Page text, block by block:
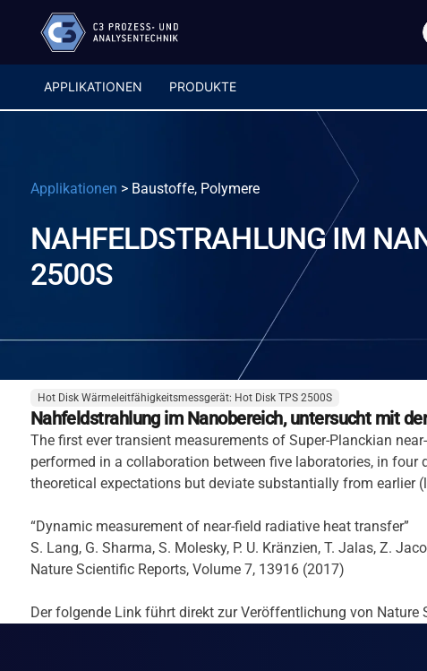
APPLIKATIONEN PRODUKTE
Applikationen >Baustoffe, Polymere
NAHFELDSTRAHLUNG IM
2500S
Hot Disk Wärmeleitfähigkeitsmessgerät: Hot Disk TPS 2500S
Nahfeldstrahlung im Nanobereich, untersucht mit
The first ever transient measurements of Super-Planckian
performed in a collaboration between five laboratories, in
theoretical expectations but deviate substantially from earlier
“Dynamic measurement of near-field radiative heat transfer”
S. Lang, G. Sharma, S. Molesky, P. U. Kränzien, T. Jalas, Z.
Nature Scientific Reports, Volume 7, 13916 (2017)
Der folgende Link führt direkt zur Veröffentlichung von